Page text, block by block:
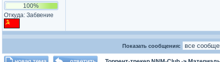
100%
Откуда: Забвение
Показать сообщения: